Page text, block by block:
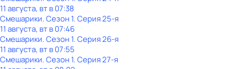
11 августа, вт в 07:38
Смешарики. Сезон 1. Серия 25-я
11 августа, вт в 07:46
Смешарики. Сезон 1. Серия 26-я
11 августа, вт в 07:55
Смешарики. Сезон 1. Серия 27-я